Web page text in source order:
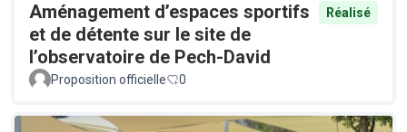
Aménagement d’espaces sportifs
et de détente sur le site de
l’observatoire de Pech-David
Réalisé
Proposition officielle 0